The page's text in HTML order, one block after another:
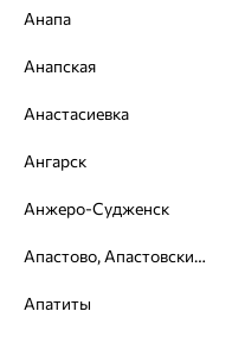
Бренд:
Доставка и оплата
Гарантия и возврат
Анапа
Анапская
Анастасиевка
Ангарск
Анжеро-Судженск
Апастово, Апастовский район
Апатиты